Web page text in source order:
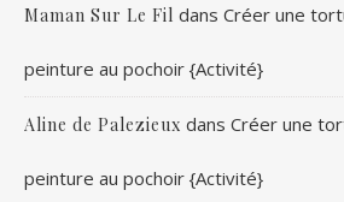
Maman Sur Le Fil dans Créer une
peinture au pochoir {Activité}
Aline de Palezieux dans Créer une
peinture au pochoir {Activité}